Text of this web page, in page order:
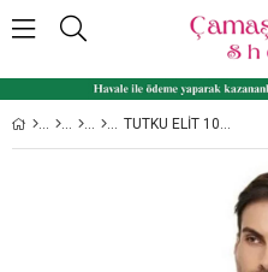
TUTKU ELIT 1002 %100 PAMUK BISIKLET YAKA ERKEK FANILA KISA KOLLU